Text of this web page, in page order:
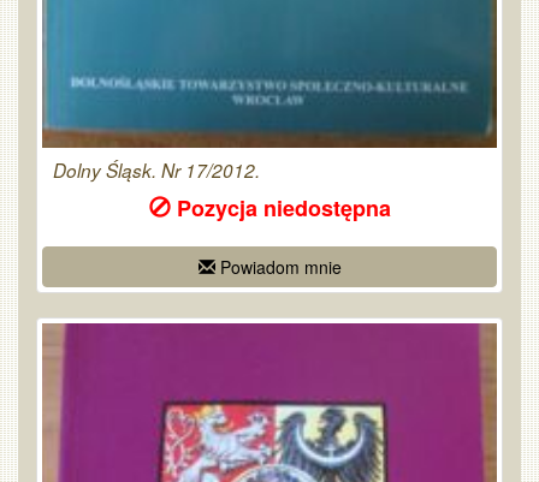
Dolny Śląsk. Nr 17/2012.
Pozycja niedostępna
Powiadom mnie